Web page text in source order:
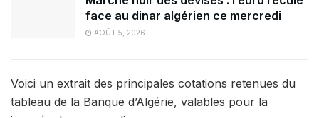
face au dinar algérien ce mercredi
AOÛT 5, 2026
Voici un extrait des principales cotations retenues du
tableau de la Banque d’Algérie, valables pour la